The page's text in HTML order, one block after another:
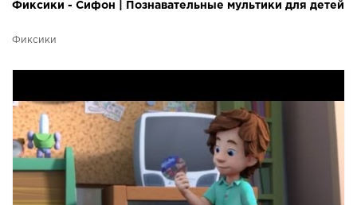
Фиксики - Сифон | Познавательные мультики для детей
Фиксики